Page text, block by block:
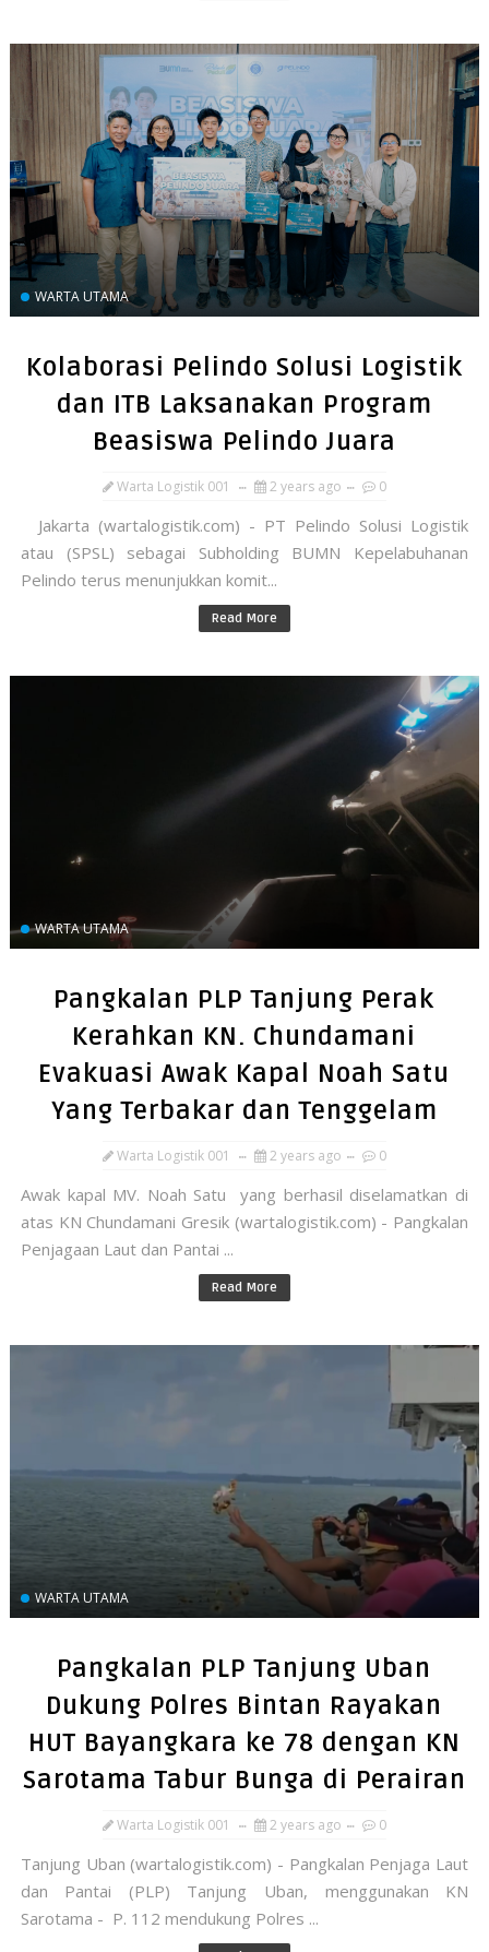
WARTA UTAMA
Kolaborasi Pelindo Solusi Logistik
dan ITB Laksanakan Program
Beasiswa Pelindo Juara
Warta Logistik 001 2 years ago 0
Jakarta (wartalogistik.com) - PT Pelindo Solusi Logistik
atau (SPSL) sebagai Subholding BUMN Kepelabuhanan
Pelindo terus menunjukkan komit...
Read More
WARTA UTAMA
Pangkalan PLP Tanjung Perak
Kerahkan KN. Chundamani
Evakuasi Awak Kapal Noah Satu
Yang Terbakar dan Tenggelam
Warta Logistik 001 2 years ago 0
Awak kapal MV. Noah Satu yang berhasil diselamatkan di
atas KN Chundamani Gresik (wartalogistik.com) - Pangkalan
Penjagaan Laut dan Pantai ...
Read More
WARTA UTAMA
Pangkalan PLP Tanjung Uban
Dukung Polres Bintan Rayakan
HUT Bayangkara ke 78 dengan KN
Sarotama Tabur Bunga di Perairan
Warta Logistik 001 2 years ago 0
Tanjung Uban (wartalogistik.com) - Pangkalan Penjaga Laut
dan Pantai (PLP) Tanjung Uban, menggunakan KN
Sarotama - P. 112 mendukung Polres ...